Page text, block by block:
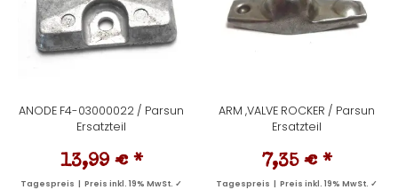
ANODE F4-03000022 / Parsun
Ersatzteil
13,99 € *
Tagespreis | Preis inkl. 19% MwSt. ✓
ARM ,VALVE ROCKER / Parsun
Ersatzteil
7,35 € *
Tagespreis | Preis inkl. 19% MwSt. ✓